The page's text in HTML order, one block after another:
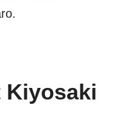
Kiyosaki